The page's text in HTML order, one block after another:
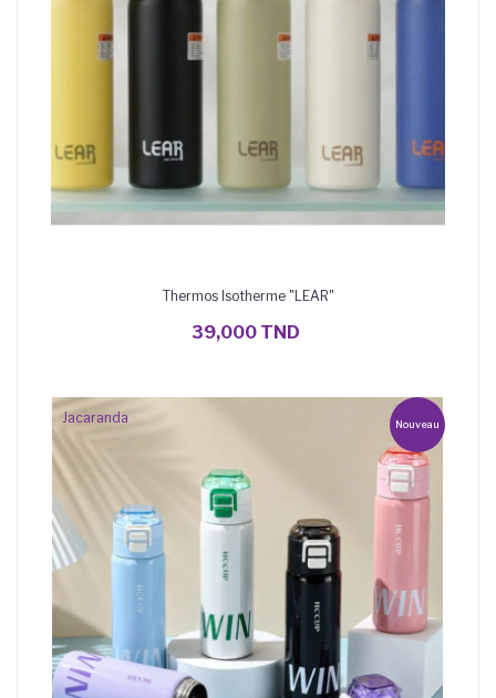
Thermos Isotherme "LEAR"
39,000 TND
Nouveau
Jacaranda